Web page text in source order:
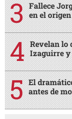
Fallece
en el
Revelan lo
Izaguirre
El
antes de